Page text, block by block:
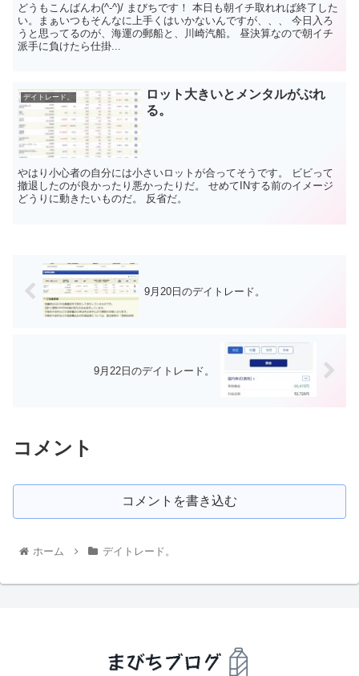
どうもこんばんわ(^-^)/ まびちです！ 本日も朝イチ取れれば終了した
い。まぁいつもそんなに上手くはいかないんですが、、、 今日入ろ
うと思ってるのが、海運の郵船と、川崎汽船。 昼決算なので朝イチ
派手に負けたら仕掛...
デイトレード。
ロット大きいとメンタルがぶれ
る。
やはり小心者の自分には小さいロットが合ってそうです。 ビビって
撤退したのが良かったり悪かったりだ。 せめてINする前のイメージ
どうりに動きたいものだ。 反省だ。
9月20日のデイトレード。
9月22日のデイトレード。
コメント
コメントを書き込む
ホーム デイトレード。